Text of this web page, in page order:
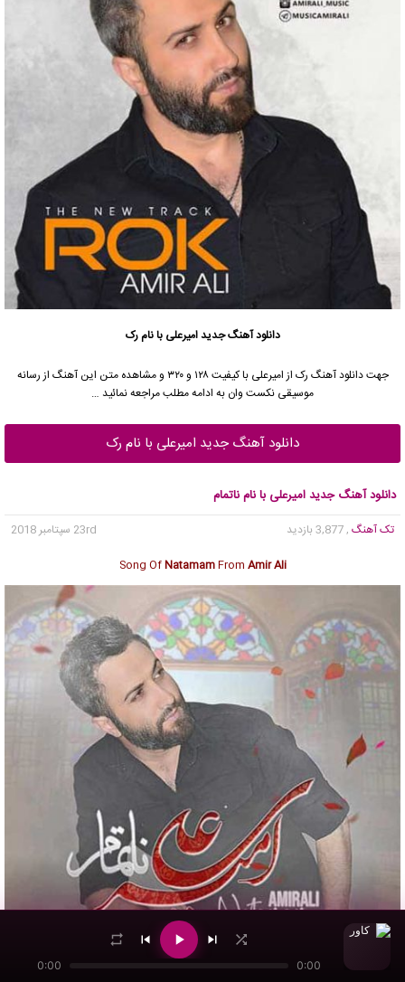
دانلود آهنگ جدیدامیرعلی با نام رک
جهت دانلود آهنگ رک از امیرعلی
با کیفیت ۱۲۸ و ۳۲۰ و مشاهده متن این آهنگ از رسانه
موسیقی نکست وان به ادامه مطلب مراجعه نمائید …
دانلود آهنگ جدید امیرعلی با نام رک
دانلود آهنگ جدید امیرعلی با نام ناتمام
تک آهنگ , 3,877 بازدید
23rd سپتامبر 2018
Song OfNatamamFrom Amir Ali
0:00
0:00